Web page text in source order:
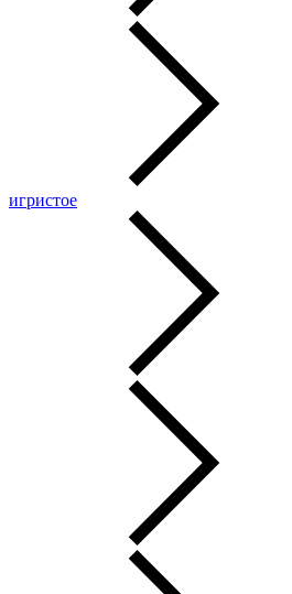
игристое